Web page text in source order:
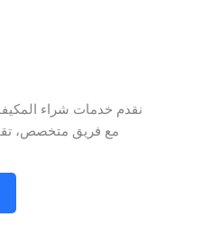
نقدم خدمات شراء
مع فريق متخصص،